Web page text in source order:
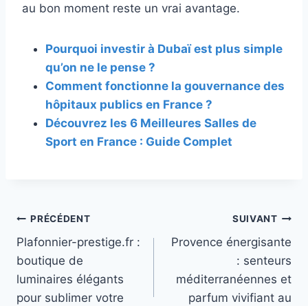
au bon moment reste un vrai avantage.
Pourquoi investir à Dubaï est plus simple
qu’on ne le pense ?
Comment fonctionne la gouvernance des
hôpitaux publics en France ?
Découvrez les 6 Meilleures Salles de
Sport en France : Guide Complet
Navigation
de
l’article
PRÉCÉDENT
Plafonnier-prestige.fr :
boutique de
luminaires élégants
pour sublimer votre
SUIVANT
Provence énergisante
: senteurs
méditerranéennes et
parfum vivifiant au